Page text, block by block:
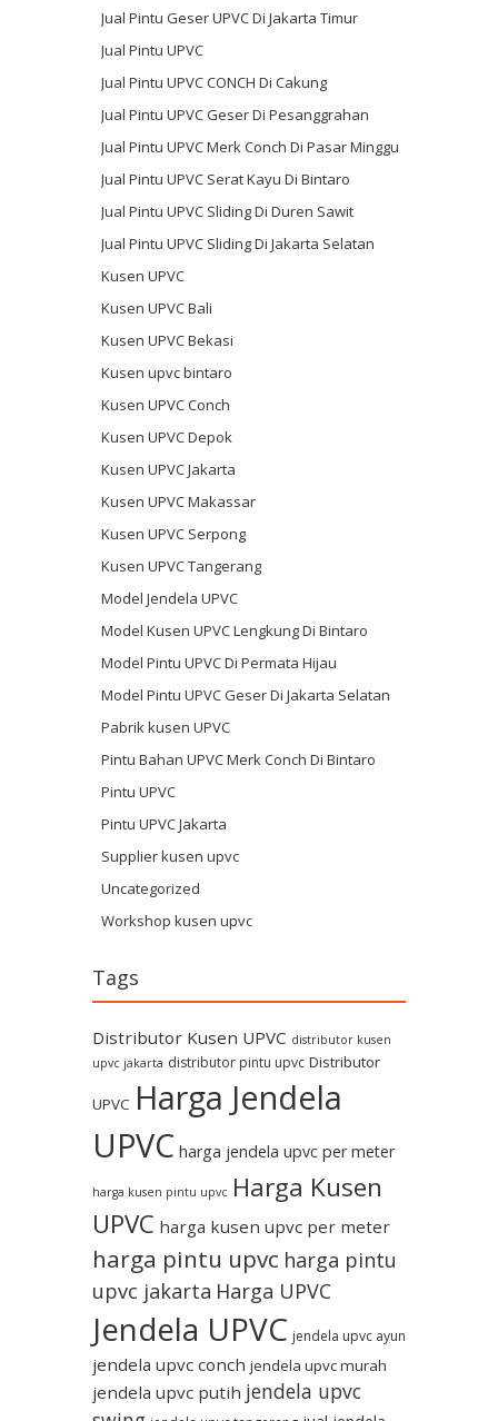
Jual Pintu Geser UPVC Di Jakarta Timur
Jual Pintu UPVC
Jual Pintu UPVC CONCH Di Cakung
Jual Pintu UPVC Geser Di Pesanggrahan
Jual Pintu UPVC Merk Conch Di Pasar Minggu
Jual Pintu UPVC Serat Kayu Di Bintaro
Jual Pintu UPVC Sliding Di Duren Sawit
Jual Pintu UPVC Sliding Di Jakarta Selatan
Kusen UPVC
Kusen UPVC Bali
Kusen UPVC Bekasi
Kusen upvc bintaro
Kusen UPVC Conch
Kusen UPVC Depok
Kusen UPVC Jakarta
Kusen UPVC Makassar
Kusen UPVC Serpong
Kusen UPVC Tangerang
Model Jendela UPVC
Model Kusen UPVC Lengkung Di Bintaro
Model Pintu UPVC Di Permata Hijau
Model Pintu UPVC Geser Di Jakarta Selatan
Pabrik kusen UPVC
Pintu Bahan UPVC Merk Conch Di Bintaro
Pintu UPVC
Pintu UPVC Jakarta
Supplier kusen upvc
Uncategorized
Workshop kusen upvc
Tags
Distributor Kusen UPVC distributor kusen
upvc jakarta distributor pintu upvc Distributor
UPVC Harga Jendela
UPVC harga jendela upvc per meter
harga kusen pintu upvc Harga Kusen
UPVC harga kusen upvc per meter
harga pintu upvc harga pintu
upvc jakarta Harga UPVC
Jendela UPVC jendela upvc ayun
jendela upvc conch jendela upvc murah
jendela upvc putih jendela upvc